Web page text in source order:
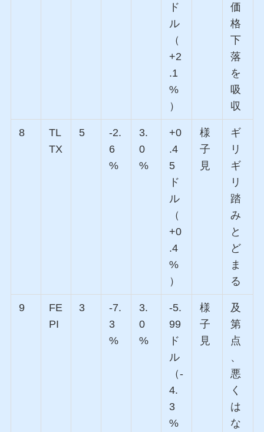
ド
ル
（
+2
.1
%
）
価
格
下
落
を
吸
収
8
TL
TX
5
-2.
6
%
3.
0
%
+0
.4
5
ド
ル
（
+0
.4
%
）
様
子
見
ギ
リ
ギ
リ
踏
み
と
ど
ま
る
9
FE
PI
3
-7.
3
%
3.
0
%
-5.
99
ド
ル
（-
4.
3
%
様
子
見
及
第
点
、
悪
く
は
な